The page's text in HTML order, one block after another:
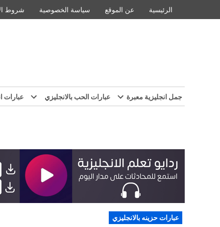
to
الرئيسية عن الموقع سياسة الخصوصية شروط
جمل انجليزية معبرة عبارات الحب بالانجليزي عبارات
POSTED
IN
عبارات حزينه بالانجليزي